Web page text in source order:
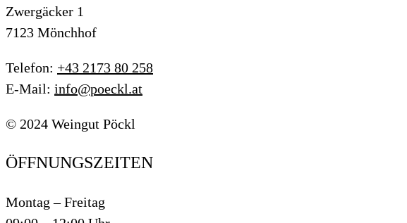
Zwergäcker 1
7123 Mönchhof
Telefon: +43 2173 80 258
E-Mail: info@poeckl.at
© 2024 Weingut Pöckl
ÖFFNUNGSZEITEN
Montag – Freitag